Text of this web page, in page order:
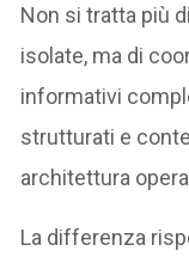
Non si tratta più
isolate, ma di
informativi
strutturati e
architettura
La differenza